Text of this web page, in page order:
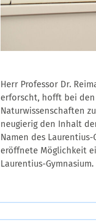
Herr Professor Dr.
erforscht, hofft bei den
Naturwissenschaften
neugierig den Inhalt
Namen des
eröffnete Möglichkeit
Laurentius-Gymnasium.